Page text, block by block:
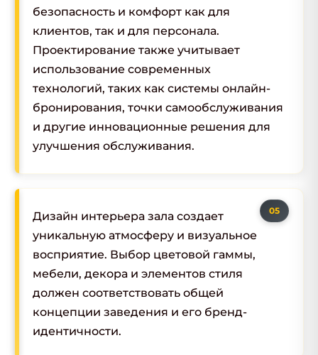
безопасность и комфорт как для
клиентов, так и для персонала.
Проектирование также учитывает
использование современных
технологий, таких как системы онлайн-
бронирования, точки самообслуживания
и другие инновационные решения для
улучшения обслуживания.
Дизайн интерьера зала создает
уникальную атмосферу и визуальное
восприятие. Выбор цветовой гаммы,
мебели, декора и элементов стиля
должен соответствовать общей
концепции заведения и его бренд-
идентичности.